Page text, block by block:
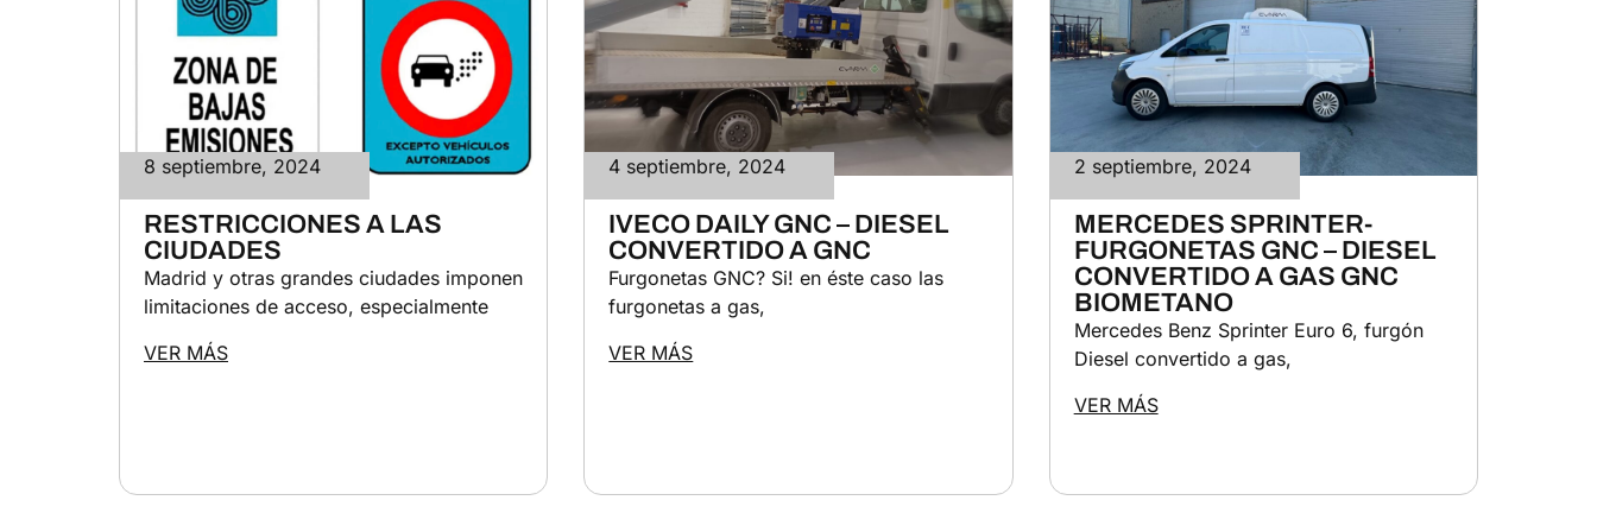
8 septiembre, 2024
RESTRICCIONES A LAS
CIUDADES
Madrid y otras grandes ciudades imponen
limitaciones de acceso, especialmente
VER MÁS
4 septiembre, 2024
IVECO DAILY GNC – DIESEL
CONVERTIDO A GNC
Furgonetas GNC? Si! en éste caso las
furgonetas a gas,
VER MÁS
2 septiembre, 2024
MERCEDES SPRINTER-
FURGONETAS GNC – DIESEL
CONVERTIDO A GAS GNC
BIOMETANO
Mercedes Benz Sprinter Euro 6, furgón
Diesel convertido a gas,
VER MÁS